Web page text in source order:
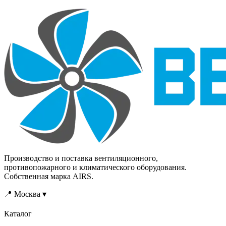
противопожарной
преграде и за ее
пределами, что
подтверждается записью
в сертификатах
соответствия
требованиям
«Технического
регламента о требованиях
пожарной безопасности».
Производство и поставка вентиляционного,
противопожарного и климатического оборудования.
Собственная марка AIRS.
📍 Москва ▾
Каталог